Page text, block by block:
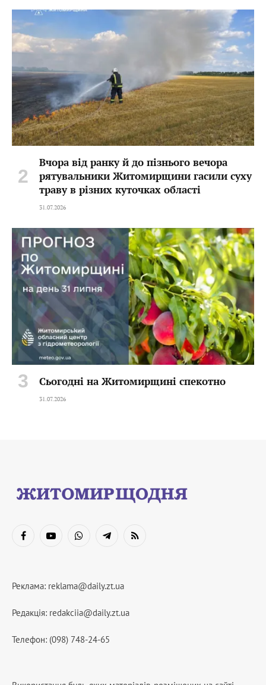
Вчора від ранку й до пізнього вечора
рятувальники Житомирщини гасили суху
траву в різних куточках області
31.07.2026
Сьогодні на Житомирщині спекотно
31.07.2026
FacebookYouTubeWhatsAppTelegramRSS
Реклама: reklama@daily.zt.ua
Редакція: redakciia@daily.zt.ua
Телефон: (098) 748-24-65